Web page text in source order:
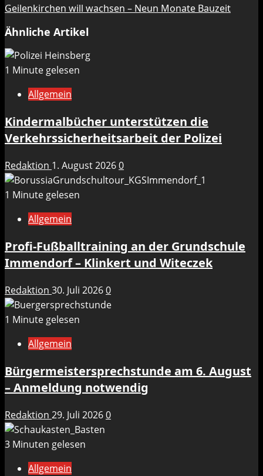
Geilenkirchen will wachsen – Neun Monate Bauzeit
Ähnliche Artikel
1 Minute gelesen
Allgemein
Kindermalbücher unterstützen die
Verkehrssicherheitsarbeit der Polizei
Redaktion 1. August 20260
1 Minute gelesen
Allgemein
Profi-Fußballtraining an der Grundschule
Immendorf – Klinkert und Witeczek
Redaktion 30. Juli 20260
1 Minute gelesen
Allgemein
Bürgermeistersprechstunde am 6. August
– Anmeldung notwendig
Redaktion 29. Juli 20260
3 Minuten gelesen
Allgemein